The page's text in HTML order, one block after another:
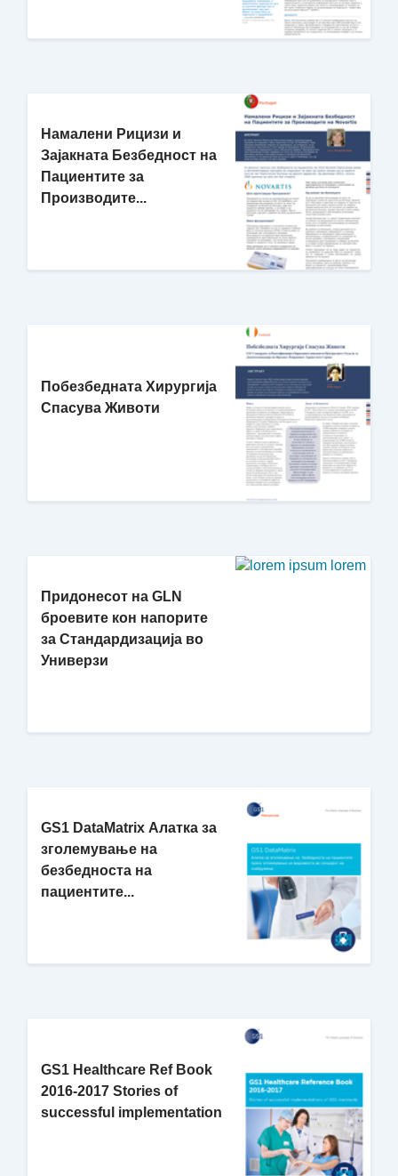
Намалени Рицизи и
Зајакната Безбедност на
Пациентите за
Производите...
Побезбедната Хирургија
Спасува Животи
Придонесот на GLN
броевите кон напорите
за Стандардизација во
Универзи
GS1 DataMatrix Алатка за
зголемување на
безбедноста на
пациентите...
GS1 Healthcare Ref Book
2016-2017 Stories of
successful implementation